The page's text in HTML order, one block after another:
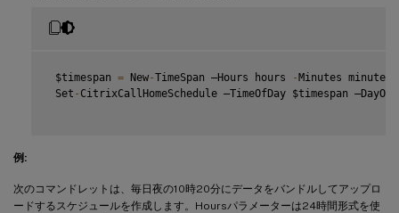
$timespan = New-TimeSpan –Hours hours -Minutes minutes
Set - CitrixCallHomeSchedule –TimeOfDay $timespan
例:
次のコマンドレットは、毎日夜の10時20分にデータをバンドルしてアップロ
ードするスケジュールを作成します。Hoursパラメーターは24時間形式を使